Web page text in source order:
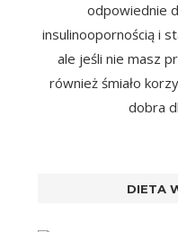
odpowiednie
insulinoopornością i
ale jeśli nie masz
również śmiało
dobra
DIETA